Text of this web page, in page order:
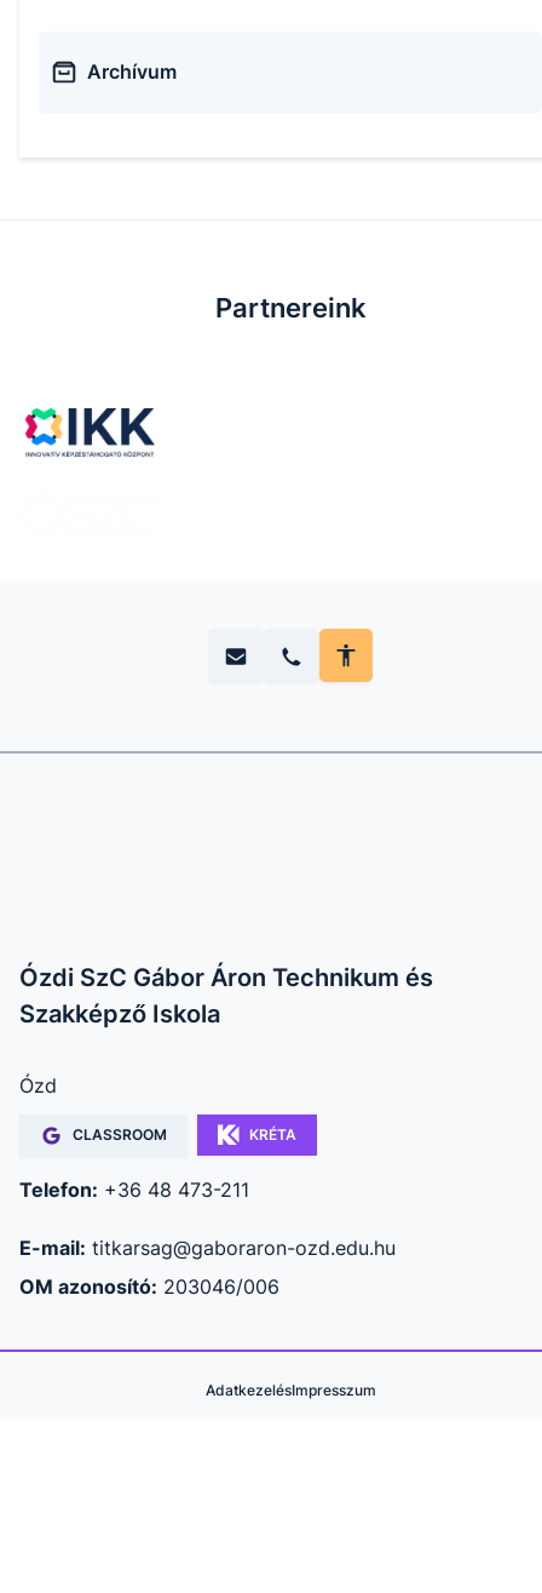
Archívum
Partnereink
Ózdi SzC Gábor Áron Technikum és
Szakképző Iskola
Ózd
CLASSROOM KRÉTA
Telefon: +36 48 473-211
E-mail: titkarsag@gaboraron-ozd.edu.hu
OM azonosító: 203046/006
AdatkezelésImpresszum